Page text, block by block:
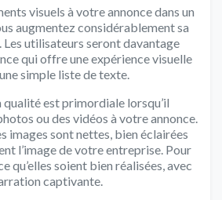
visuels à votre annonce dans un
augmentez considérablement sa
utilisateurs seront davantage
qui offre une expérience visuelle
simple liste de texte.
qualité est primordiale lorsqu’il
ou des vidéos à votre annonce.
images sont nettes, bien éclairées
l’image de votre entreprise. Pour
qu’elles soient bien réalisées, avec
captivante.